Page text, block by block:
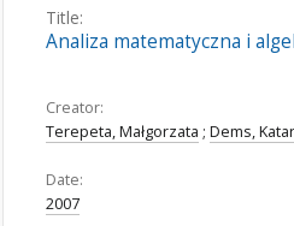
Title:
Analiza matematyczna i
Creator:
Terepeta, Małgorzata ; Dems,
Date:
2007